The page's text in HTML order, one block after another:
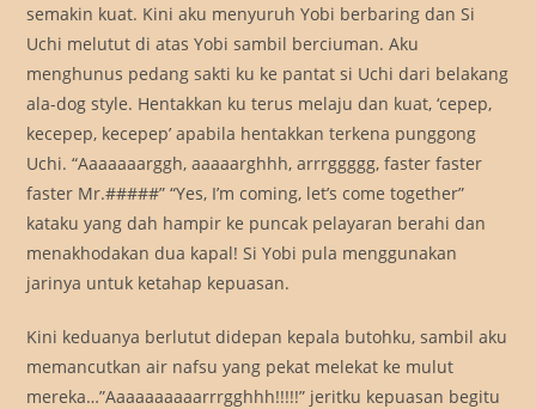
semakin kuat. Kini aku menyuruh Yobi berbaring dan Si
Uchi melutut di atas Yobi sambil berciuman. Aku
menghunus pedang sakti ku ke pantat si Uchi dari belakang
ala-dog style. Hentakkan ku terus melaju dan kuat, ‘cepep,
kecepep, kecepep’ apabila hentakkan terkena punggong
Uchi. “Aaaaaaarggh, aaaaarghhh, arrrggggg, faster faster
faster Mr.#####” “Yes, I’m coming, let’s come together”
kataku yang dah hampir ke puncak pelayaran berahi dan
menakhodakan dua kapal! Si Yobi pula menggunakan
jarinya untuk ketahap kepuasan.
Kini keduanya berlutut didepan kepala butohku, sambil aku
memancutkan air nafsu yang pekat melekat ke mulut
mereka…”Aaaaaaaaaarrrgghhh!!!!!” jeritku kepuasan begitu